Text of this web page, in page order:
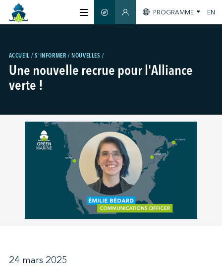
CERTIFICATION
MEMBRES
GREENTECH
S'INFORMER
NOUS JOINDRE
GUIDE INTELLIGENT
SECTION MEMBRES
PROGRAMME EN
ACCUEIL S'INFORMER NOUVELLES
Une nouvelle recrue pour l'Alliance
verte !
24 mars 2025